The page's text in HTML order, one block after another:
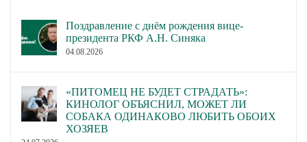
Поздравление с днём рождения вице-
президента РКФ А.Н. Синяка
04.08.2026
«ПИТОМЕЦ НЕ БУДЕТ СТРАДАТЬ»:
КИНОЛОГ ОБЪЯСНИЛ, МОЖЕТ ЛИ
СОБАКА ОДИНАКОВО ЛЮБИТЬ ОБОИХ
ХОЗЯЕВ